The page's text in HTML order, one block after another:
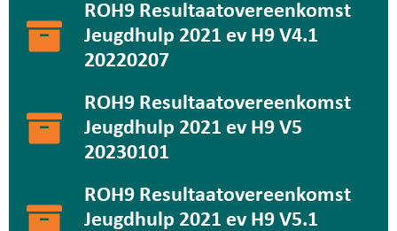
ROH9 Resultaatovereenkomst
Jeugdhulp 2021 ev H9 V4.1
20220207
ROH9 Resultaatovereenkomst
Jeugdhulp 2021 ev H9 V5
20230101
ROH9 Resultaatovereenkomst
Jeugdhulp 2021 ev H9 V5.1